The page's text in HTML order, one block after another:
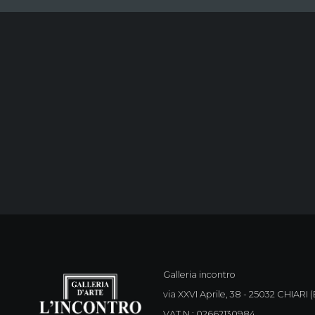
Galleria incontro
via XXVI Aprile, 38 - 25032 CHIARI